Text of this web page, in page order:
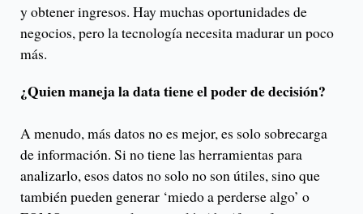
y obtener ingresos. Hay muchas oportunidades de
negocios, pero la tecnología necesita madurar un poco
más.
¿Quien maneja la data tiene el poder de decisión?
A menudo, más datos no es mejor, es solo sobrecarga
de información. Si no tiene las herramientas para
analizarlo, esos datos no solo no son útiles, sino que
también pueden generar ‘miedo a perderse algo’ o